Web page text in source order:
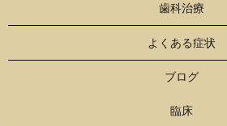
歯科治療
よくある症状
ブログ
臨床